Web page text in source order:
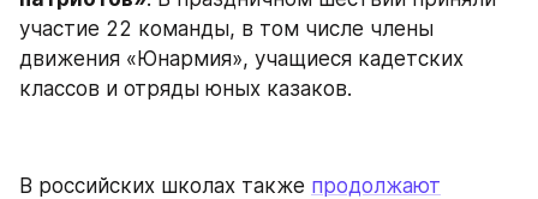
участие 22 команды, в том числе члены
движения «Юнармия», учащиеся кадетских
классов и отряды юных казаков.
В российских школах также продолжают